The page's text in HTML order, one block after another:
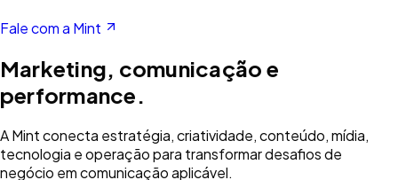
Fale com a Mint
Marketing, comunicação e
performance.
A Mint conecta estratégia, criatividade, conteúdo, mídia,
tecnologia e operação para transformar desafios de
negócio em comunicação aplicável.